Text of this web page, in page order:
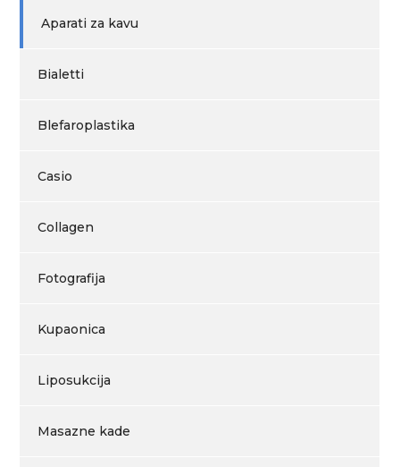
Aparati za kavu
Bialetti
Blefaroplastika
Casio
Collagen
Fotografija
Kupaonica
Liposukcija
Masazne kade